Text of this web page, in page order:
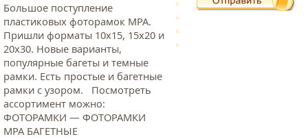
Большое поступление
пластиковых фоторамок МРА.
Пришли форматы 10х15, 15х20 и
20х30. Новые варианты,
популярные багеты и темные
рамки. Есть простые и багетные
рамки с узором. Посмотреть
ассортимент можно:
ФОТОРАМКИ — ФОТОРАМКИ
МРА БАГЕТНЫЕ